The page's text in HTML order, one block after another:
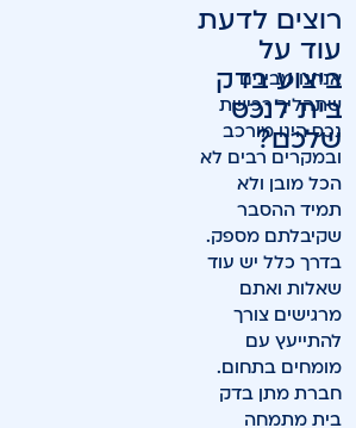
רוצים לדעת
עוד על
ביצוע בדק
בית לנכס
שלכם?
אנחנו מבינים
שתהליך רכישת
נכס הינו מורכב
ובמקרים רבים לא
הכל מובן ולא
תמיד ההסבר
שקיבלתם מספק.
בדרך כלל יש עוד
שאלות ואתם
מרגישים צורך
להתייעץ עם
מומחים בתחום.
חברת מתן בדק
בית מתמחה